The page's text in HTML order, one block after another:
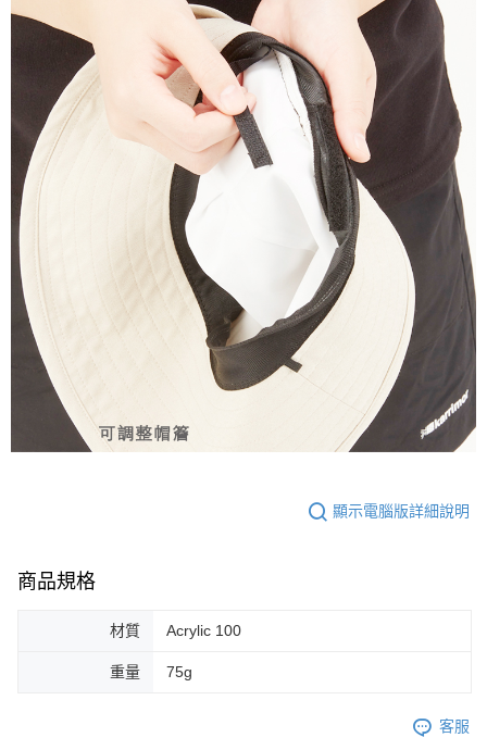
顯示電腦版詳細說明
商品規格
材質 Acrylic 100
重量 75g
客服